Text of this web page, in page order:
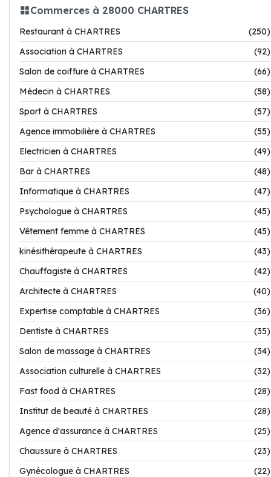
Commerces à 28000 CHARTRES
Restaurant à CHARTRES
(250)
Association à CHARTRES
(92)
Salon de coiffure à CHARTRES
(66)
Médecin à CHARTRES
(58)
Sport à CHARTRES
(57)
Agence immobilière à CHARTRES
(55)
Electricien à CHARTRES
(49)
Bar à CHARTRES
(48)
Informatique à CHARTRES
(47)
Psychologue à CHARTRES
(45)
Vêtement femme à CHARTRES
(45)
kinésithérapeute à CHARTRES
(43)
Chauffagiste à CHARTRES
(42)
Architecte à CHARTRES
(40)
Expertise comptable à CHARTRES
(36)
Dentiste à CHARTRES
(35)
Salon de massage à CHARTRES
(34)
Association culturelle à CHARTRES
(32)
Fast food à CHARTRES
(28)
Institut de beauté à CHARTRES
(28)
Agence d'assurance à CHARTRES
(25)
Chaussure à CHARTRES
(23)
Gynécologue à CHARTRES
(22)